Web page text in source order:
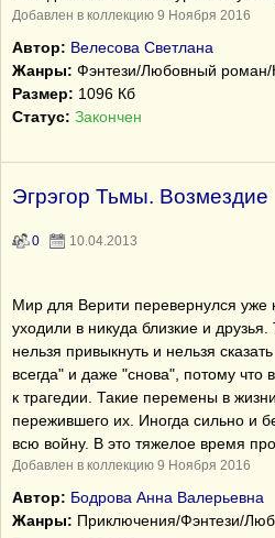
Добавлен в коллекцию 9 Ноября 2016
Автор: Велесова Светлана
Жанры: Фэнтези/Любовный
Размер: 1096 Кб
Статус: Закончен
Эгрэгор Тьмы. Возмездие
0 10.04.2013
Мир для Верити перевернулся уже
уходили в никуда близкие и друзья.
нельзя привыкнуть и нельзя
всегда" и даже "снова", потому
к трагедии. Такие перемены в
пережившего их. Иногда сильно и
всю войну. В это тяжелое время
Добавлен в коллекцию 9 Ноября 2016
Автор: Бодрова Анна Валерьевна
Жанры: Приключения/Фэнтези/